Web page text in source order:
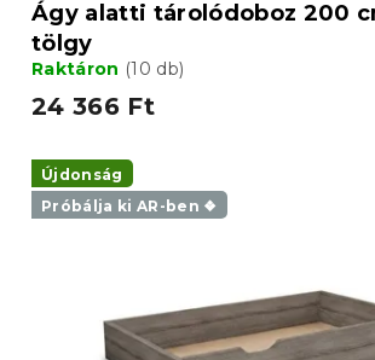
Ágy alatti tárolódoboz 200
tölgy
Raktáron (10 db)
24 366 Ft
Újdonság
Próbálja ki AR-ben ❖